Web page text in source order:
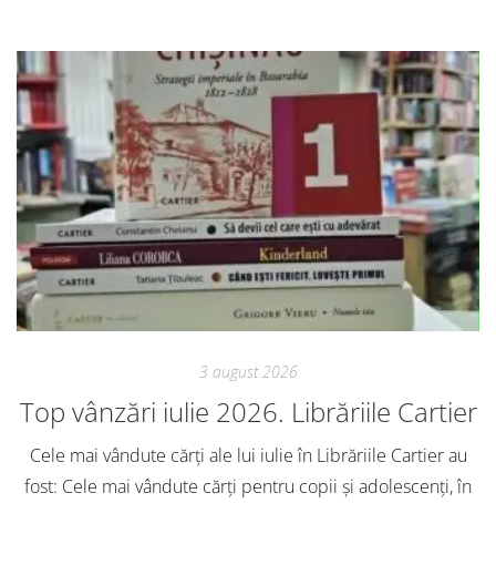
3 august 2026
Top vânzări iulie 2026. Librăriile Cartier
Cele mai vândute cărți ale lui iulie în Librăriile Cartier au
fost: Cele mai vândute cărți pentru copii și adolescenți, în